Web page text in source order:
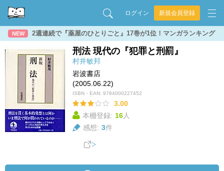
ログイン 新規会員登録
NEW 2週連続で『薬屋のひとりごと』17巻が1位！マンガランキング
刑法 現代の『犯罪と刑罰』
村井敏邦
岩波書店
(2005.06.22)
ISBN・EAN: 9784000227452
3.00
本棚登録: 16人
感想: 3件